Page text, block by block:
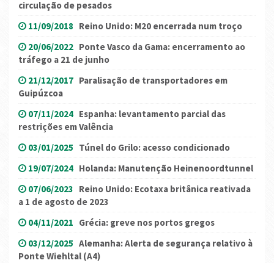
circulação de pesados
11/09/2018 Reino Unido: M20 encerrada num troço
20/06/2022 Ponte Vasco da Gama: encerramento ao
tráfego a 21 de junho
21/12/2017 Paralisação de transportadores em
Guipúzcoa
07/11/2024 Espanha: levantamento parcial das
restrições em Valência
03/01/2025 Túnel do Grilo: acesso condicionado
19/07/2024 Holanda: Manutenção Heinenoordtunnel
07/06/2023 Reino Unido: Ecotaxa britânica reativada
a 1 de agosto de 2023
04/11/2021 Grécia: greve nos portos gregos
03/12/2025 Alemanha: Alerta de segurança relativo à
Ponte Wiehltal (A4)